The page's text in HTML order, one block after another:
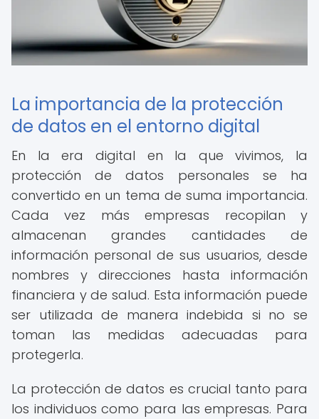
La importancia de la protección
de datos en el entorno digital
En la era digital en la que vivimos, la
protección de datos personales se ha
convertido en un tema de suma importancia.
Cada vez más empresas recopilan y
almacenan grandes cantidades de
información personal de sus usuarios, desde
nombres y direcciones hasta información
financiera y de salud. Esta información puede
ser utilizada de manera indebida si no se
toman las medidas adecuadas para
protegerla.
La protección de datos es crucial tanto para
los individuos como para las empresas. Para